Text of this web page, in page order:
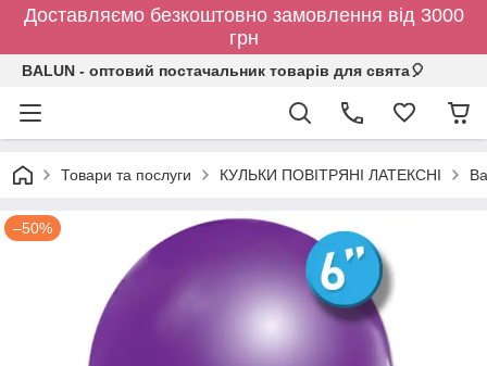
Доставляємо безкоштовно замовлення від 3000
грн
BALUN - оптовий постачальник товарів для свята🎈
Товари та послуги КУЛЬКИ ПОВІТРЯНІ ЛАТЕКСНІ
–50%